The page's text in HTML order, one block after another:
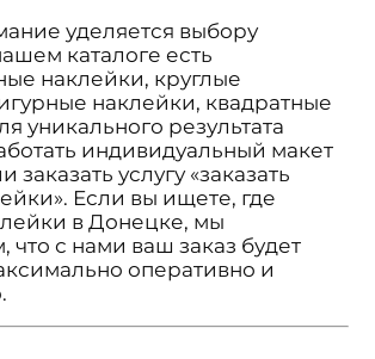
уделяется выбору
каталоге есть
наклейки, круглые
наклейки, квадратные
уникального результата
индивидуальный макет
заказать услугу «заказать
Если вы ищете, где
в Донецке, мы
что с нами ваш заказ будет
оперативно и